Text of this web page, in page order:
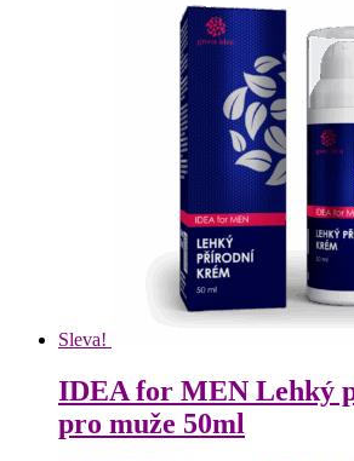
298 Kč.
je:
279 Kč.
Sleva!
IDEA for MEN Lehký
pro muže 50ml